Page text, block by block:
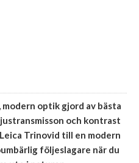
optik gjord av bästa
och kontrast
Trinovid till en modern
följeslagare när du